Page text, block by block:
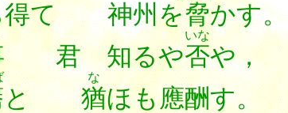
得て 神州を脅かす。
君 知るや否
いな
や，
と猶
な
ほも應酬す。